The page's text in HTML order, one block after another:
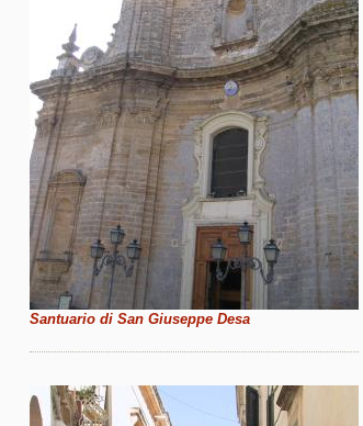
Santuario di San Giuseppe Desa